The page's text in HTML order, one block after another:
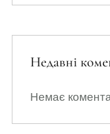
Недавні
Немає